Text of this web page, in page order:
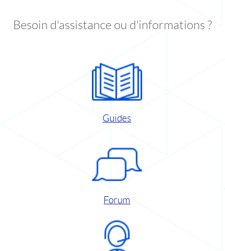
Besoin d'assistance ou d'informations ?
Guides
Forum